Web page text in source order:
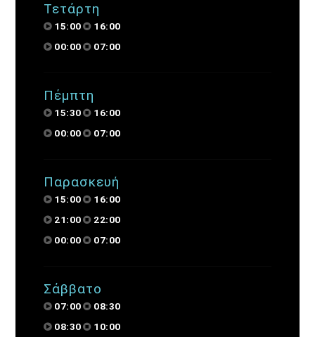
Τετάρτη
15:00
16:00
00:00
07:00
Πέμπτη
15:30
16:00
00:00
07:00
Παρασκευή
15:00
16:00
21:00
22:00
00:00
07:00
Σάββατο
07:00
08:30
08:30
10:00